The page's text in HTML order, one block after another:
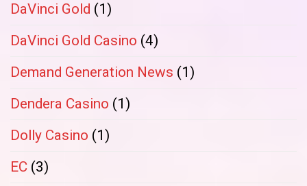
DaVinci Gold (1)
DaVinci Gold Casino (4)
Demand Generation News (1)
Dendera Casino (1)
Dolly Casino (1)
EC (3)